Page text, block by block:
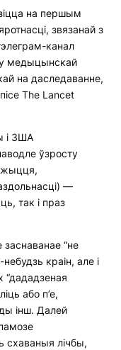
на першым
звязанай з
канал
медыцынскай
на даследаванне,
The Lancet
і ЗША
ўзросту
жыцця,
—
так і праз
“не
краін, але і
“дададзеная
або п’е,
інш. Далей
схаваныя лічбы,